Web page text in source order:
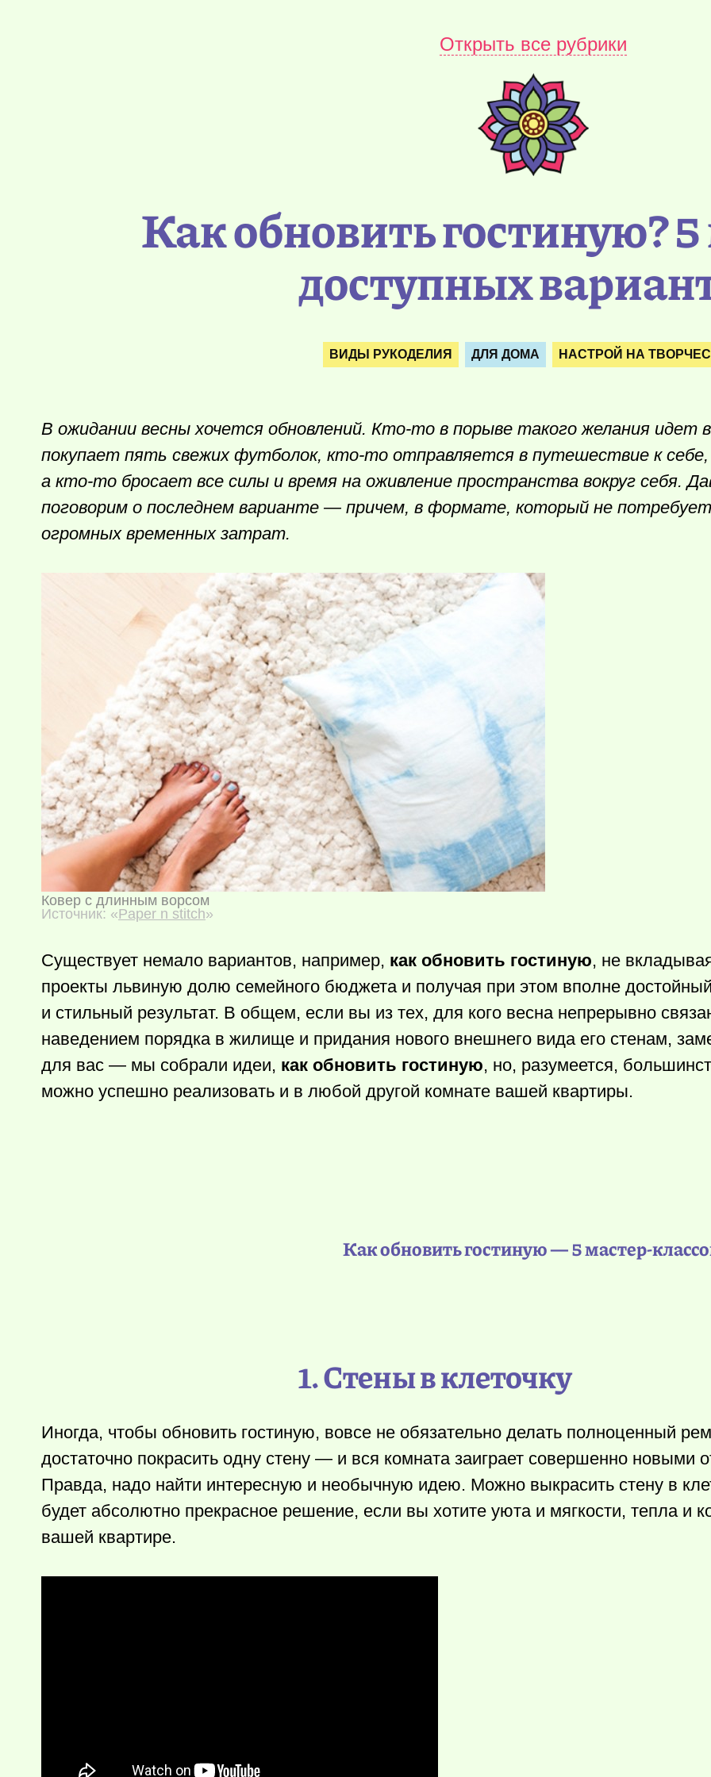
Открыть все рубрики
Как обновить гостиную?
доступных
ВИДЫ РУКОДЕЛИЯ ДЛЯ ДОМА НАСТРОЙ НА
В ожидании весны хочется обновлений. Кто-то в порыве такого желания идет
покупает пять свежих футболок, кто-то отправляется в путешествие к себе,
а кто-то бросает все силы и время на оживление пространства вокруг себя.
поговорим о последнем варианте — причем, в формате, который не потребует
огромных временных затрат.
Ковер с длинным ворсом
Источник: «Paper n stitch»
Существует немало вариантов, например, как обновить гостиную, не
проекты львиную долю семейного бюджета и получая при этом вполне
и стильный результат. В общем, если вы из тех, для кого весна непрерывно
наведением порядка в жилище и придания нового внешнего вида его стенам,
для вас — мы собрали идеи, как обновить гостиную, но, разумеется,
можно успешно реализовать и в любой другой комнате вашей квартиры.
Как обновить гостиную — 5 мастер-
1. Стены в клеточку
Иногда, чтобы обновить гостиную, вовсе не обязательно делать полноценный
достаточно покрасить одну стену — и вся комната заиграет совершенно новыми
Правда, надо найти интересную и необычную идею. Можно выкрасить стену в
будет абсолютно прекрасное решение, если вы хотите уюта и мягкости, тепла и
вашей квартире.